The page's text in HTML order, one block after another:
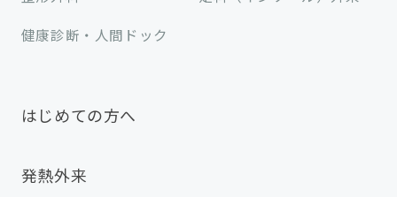
健康診断・人間ドック
はじめての方へ
発熱外来